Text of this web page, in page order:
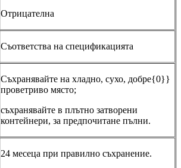
Отрицателна
Съответства на спецификацията
Съхранявайте на хладно, сухо, добре{0}}
проветриво място;
съхранявайте в плътно затворени
контейнери, за предпочитане пълни.
24 месеца при правилно съхранение.